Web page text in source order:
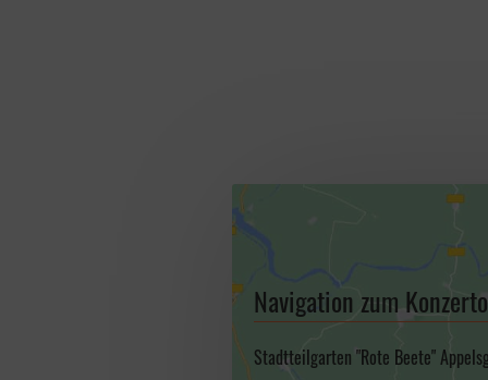
Navigation zum
Stadtteilgarten "Rote Beete"